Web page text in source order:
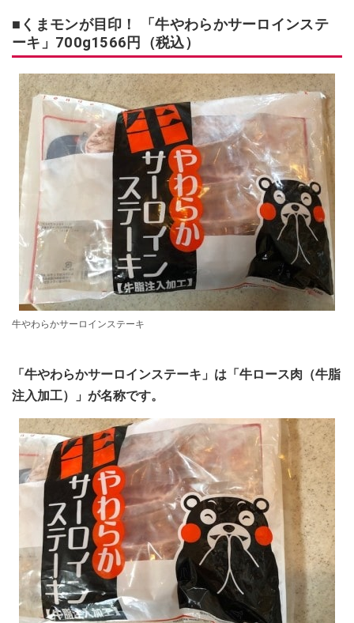
■くまモンが目印！ 「牛やわらかサーロインステ
ーキ」700g1566円（税込）
牛やわらかサーロインステーキ
「牛やわらかサーロインステーキ」は「牛ロース肉（牛脂
注入加工）」が名称です。